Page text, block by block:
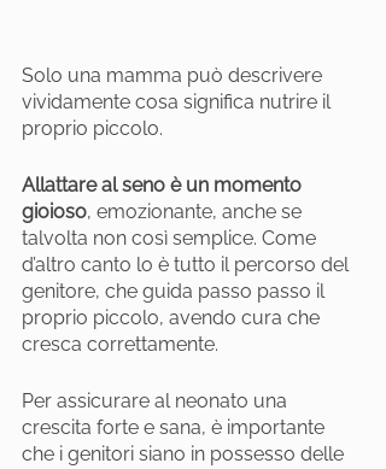
Solo una mamma può descrivere
vividamente cosa significa nutrire il
proprio piccolo.
Allattare al seno è un momento
gioioso, emozionante, anche se
talvolta non così semplice. Come
d’altro canto lo è tutto il percorso del
genitore, che guida passo passo il
proprio piccolo, avendo cura che
cresca correttamente.
Per assicurare al neonato una
crescita forte e sana, è importante
che i genitori siano in possesso delle